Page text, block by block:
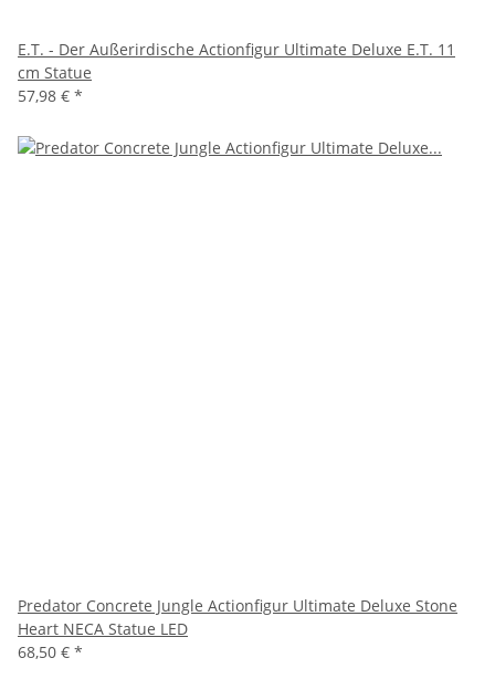
E.T. - Der Außerirdische Actionfigur Ultimate Deluxe E.T. 11
cm Statue
57,98 € *
Predator Concrete Jungle Actionfigur Ultimate Deluxe Stone
Heart NECA Statue LED
68,50 € *